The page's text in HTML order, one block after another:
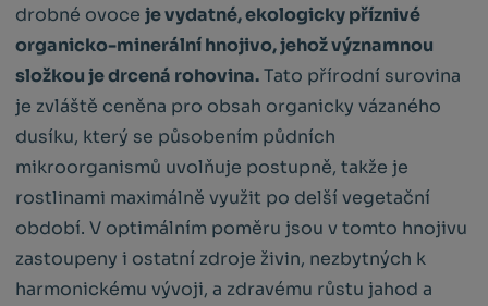
drobné ovoceje vydatné, ekologicky příznivé
organicko-minerální hnojivo, jehož významnou
složkou je drcená rohovina.Tato přírodní surovina
je zvláště ceněna pro obsah organicky vázaného
dusíku, který se působením půdních
mikroorganismů uvolňuje postupně, takže je
rostlinami maximálně využit po delší vegetační
období. V optimálním poměru jsou v tomto hnojivu
zastoupeny i ostatní zdroje živin, nezbytných k
harmonickému vývoji, a zdravému růstu jahod a